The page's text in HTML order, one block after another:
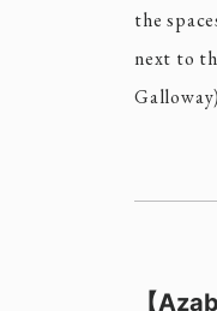
the
next to
Galloway)
【